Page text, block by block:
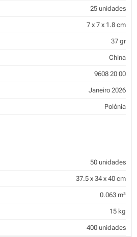
25 unidades
7 x 7 x 1.8 cm
37 gr
China
9608 20 00
Janeiro 2026
Polónia
50 unidades
37.5 x 34 x 40 cm
0.063 m³
15 kg
400 unidades